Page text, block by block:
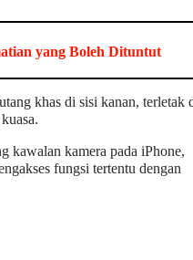
yang Boleh Dituntut
khas di sisi kanan, terletak
kawalan kamera pada iPhone,
fungsi tertentu dengan